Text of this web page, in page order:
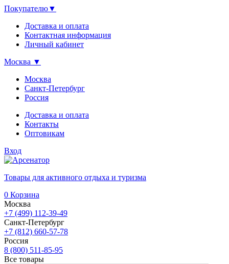
Покупателю▼
Доставка и оплата
Контактная информация
Личный кабинет
Москва ▼
Москва
Санкт-Петербург
Россия
Доставка и оплата
Контакты
Оптовикам
Вход
Товары для активного отдыха и туризма
0 Корзина
Москва
+7 (499) 112-39-49
Санкт-Петербург
+7 (812) 660-57-78
Россия
8 (800) 511-85-95
Все товары